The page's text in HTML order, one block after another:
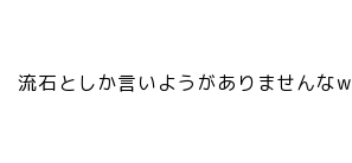
流石としか言いようがありませんなw